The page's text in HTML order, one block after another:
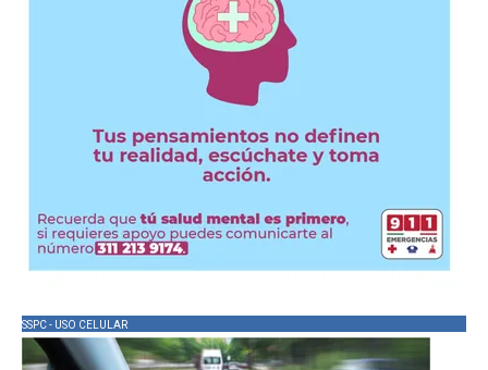
SSPC - USO CELULAR